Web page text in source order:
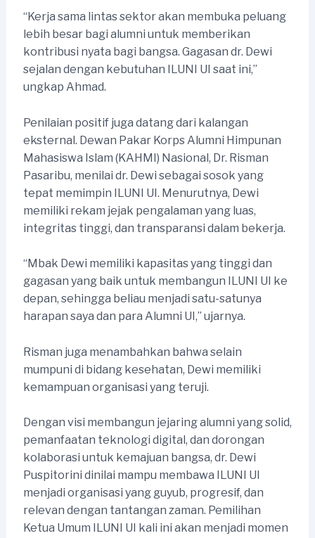
“Kerja sama lintas sektor akan membuka peluang
lebih besar bagi alumni untuk memberikan
kontribusi nyata bagi bangsa. Gagasan dr. Dewi
sejalan dengan kebutuhan ILUNI UI saat ini,”
ungkap Ahmad.
Penilaian positif juga datang dari kalangan
eksternal. Dewan Pakar Korps Alumni Himpunan
Mahasiswa Islam (KAHMI) Nasional, Dr. Risman
Pasaribu, menilai dr. Dewi sebagai sosok yang
tepat memimpin ILUNI UI. Menurutnya, Dewi
memiliki rekam jejak pengalaman yang luas,
integritas tinggi, dan transparansi dalam bekerja.
“Mbak Dewi memiliki kapasitas yang tinggi dan
gagasan yang baik untuk membangun ILUNI UI ke
depan, sehingga beliau menjadi satu-satunya
harapan saya dan para Alumni UI,” ujarnya.
Risman juga menambahkan bahwa selain
mumpuni di bidang kesehatan, Dewi memiliki
kemampuan organisasi yang teruji.
Dengan visi membangun jejaring alumni yang solid,
pemanfaatan teknologi digital, dan dorongan
kolaborasi untuk kemajuan bangsa, dr. Dewi
Puspitorini dinilai mampu membawa ILUNI UI
menjadi organisasi yang guyub, progresif, dan
relevan dengan tantangan zaman. Pemilihan
Ketua Umum ILUNI UI kali ini akan menjadi momen